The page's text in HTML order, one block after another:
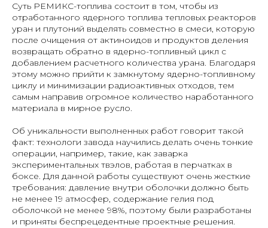
Суть РЕМИКС-топлива состоит в том, чтобы из
отработанного ядерного топлива тепловых реакторов
уран и плутоний выделять совместно в смеси, которую
после очищения от актиноидов и продуктов деления
возвращать обратно в ядерно-топливный цикл с
добавлением расчетного количества урана. Благодаря
этому можно прийти к замкнутому ядерно-топливному
циклу и минимизации радиоактивных отходов, тем
самым направив огромное количество наработанного
материала в мирное русло.
Об уникальности выполненных работ говорит такой
факт: технологи завода научились делать очень тонкие
операции, например, такие, как заварка
экспериментальных твэлов, работая в перчатках в
боксе. Для данной работы существуют очень жесткие
требования: давление внутри оболочки должно быть
не менее 19 атмосфер, содержание гелия под
оболочкой не менее 98%, поэтому были разработаны
и приняты беспрецедентные проектные решения.